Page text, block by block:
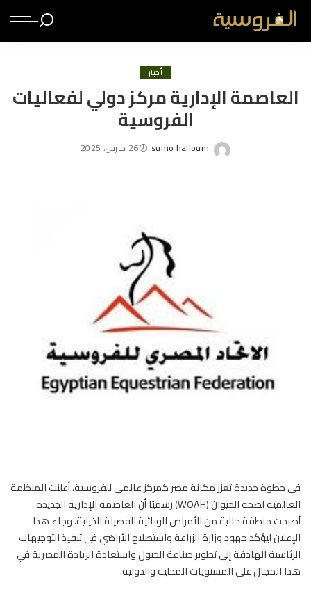
أخبار
العاصمة الإدارية مركز دولي لفعاليات
الفروسية
Posted
sumo halloum 26 مارس، 2025
في خطوة جديدة تعزز مكانة مصر كمركز عالمي للفروسية، أعلنت المنظمة
العالمية لصحة الحيوان (WOAH) رسميًا أن العاصمة الإدارية الجديدة
أصبحت منطقة خالية من الأمراض الوبائية للفصيلة الخيلية. وجاء هذا
الإعلان ليؤكد جهود وزارة الزراعة واستصلاح الأراضي في تنفيذ التوجيهات
الرئاسية الهادفة إلى تطوير صناعةالخيولواستعادة الريادة المصرية في
هذا المجال على المستويات المحلية والدولية.